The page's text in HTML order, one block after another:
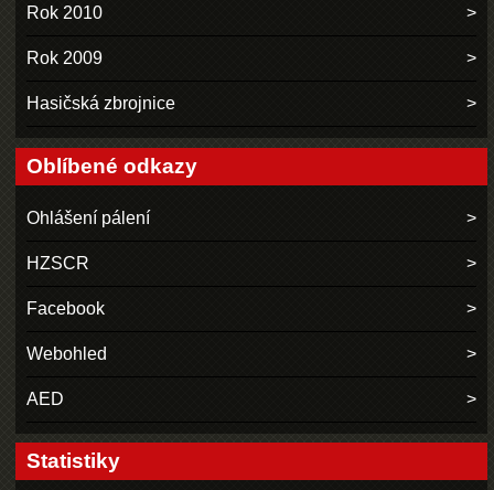
Rok 2010
Rok 2009
Hasičská zbrojnice
Oblíbené odkazy
Ohlášení pálení
HZSCR
Facebook
Webohled
AED
Statistiky